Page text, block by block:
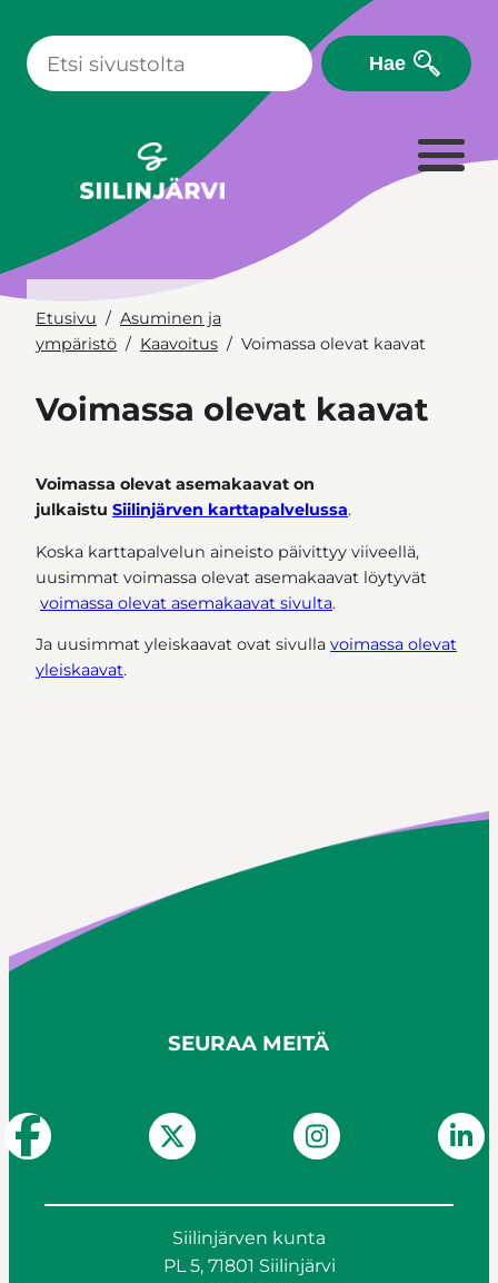
sisältöön
Hae
Etusivu
Asuminen ja
ympäristö
Kaavoitus Voimassa olevat kaavat
Voimassa olevat kaavat
Voimassa olevat asemakaavat on
julkaistu Siilinjärven karttapalvelussa.
Koska karttapalvelun aineisto päivittyy viiveellä,
uusimmat voimassa olevat asemakaavat löytyvät
voimassa olevat asemakaavat sivulta.
Ja uusimmat yleiskaavat ovat sivulla voimassa olevat
yleiskaavat.
SEURAA MEITÄ
Siilinjärven kunta
PL 5, 71801 Siilinjärvi